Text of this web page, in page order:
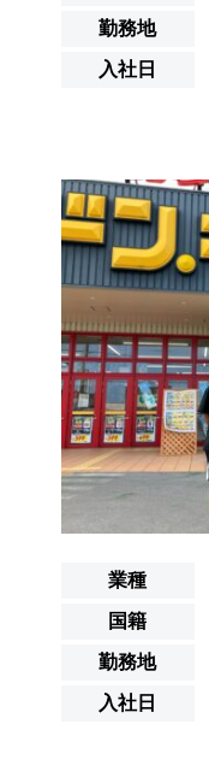
勤務地
入社日
業種
国籍
勤務地
入社日